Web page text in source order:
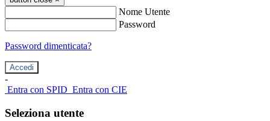
Nome Utente
Password
Password dimenticata?
-
Entra con SPID Entra con CIE
Seleziona utente